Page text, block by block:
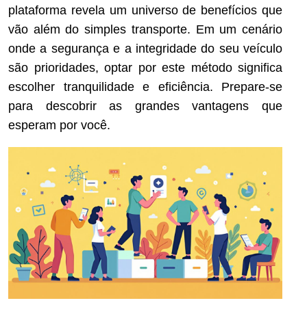
plataforma revela um universo de benefícios que
vão além do simples transporte. Em um cenário
onde a segurança e a integridade do seu veículo
são prioridades, optar por este método significa
escolher tranquilidade e eficiência. Prepare-se
para descobrir as grandes vantagens que
esperam por você.